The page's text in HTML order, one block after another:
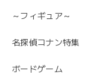
～フィギュア～
名探偵コナン特集
ボードゲーム